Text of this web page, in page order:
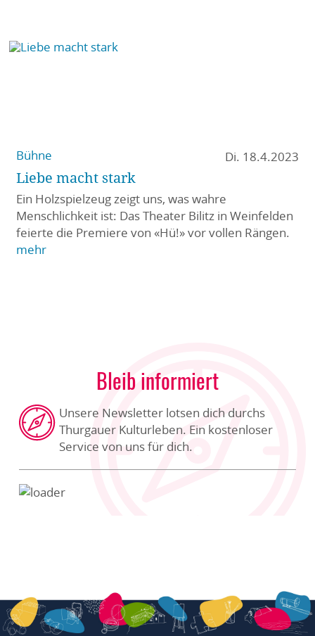
Bühne Di. 18.4.2023
Liebe macht stark
Ein Holzspielzeug zeigt uns, was wahre
Menschlichkeit ist: Das Theater Bilitz in Weinfelden
feierte die Premiere von «Hü!» vor vollen Rängen.
mehr
Bleib informiert
Unsere Newsletter lotsen dich durchs
Thurgauer Kulturleben. Ein kostenloser
Service von uns für dich.